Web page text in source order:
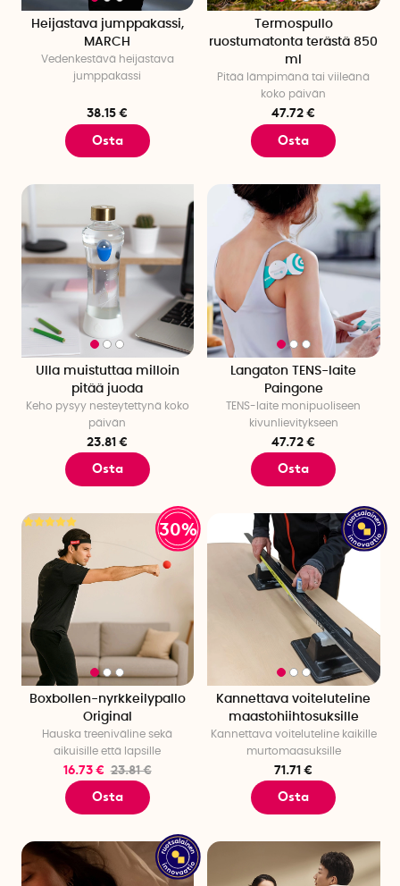
Heijastava jumppakassi,
MARCH
Vedenkestävä heijastava
jumppakassi
38.15 €
Osta
Termospullo
ruostumatonta terästä 850
ml
Pitää lämpimänä tai viileänä
koko päivän
47.72 €
Osta
Ulla muistuttaa milloin
pitää juoda
Keho pysyy nesteytettynä koko
päivän
23.81 €
Osta
Langaton TENS-laite
Paingone
TENS-laite monipuoliseen
kivunlievitykseen
47.72 €
Osta
30%
Boxbollen-nyrkkeilypallo
Original
Hauska treeniväline sekä
aikuisille että lapsille
16.73 € 23.81 €
Osta
Kannettava voiteluteline
maastohiihtosuksille
Kannettava voiteluteline kaikille
murtomaasuksille
71.71 €
Osta